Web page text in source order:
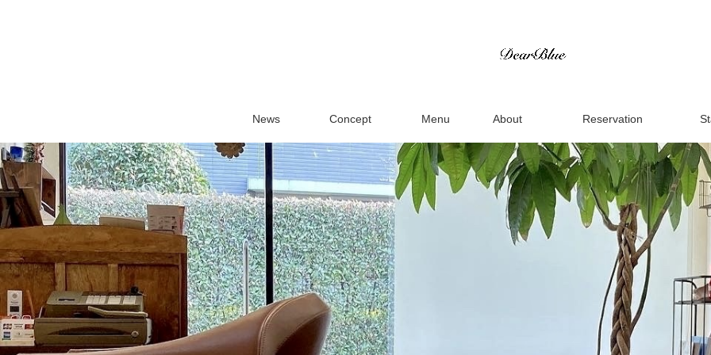
News Concept Menu About Reservation